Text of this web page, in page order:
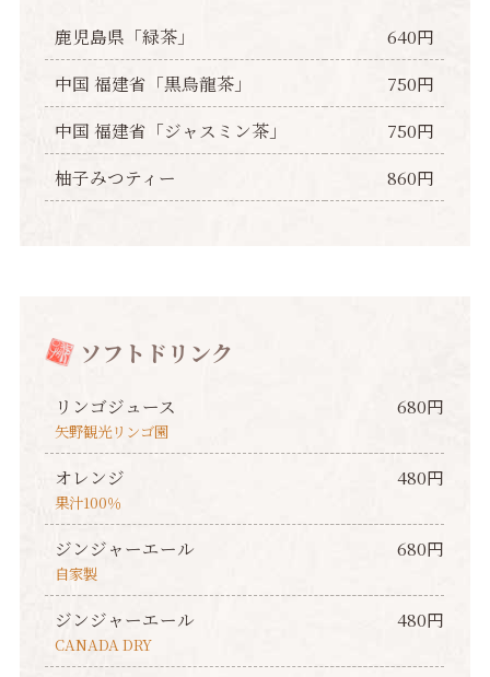
鹿児島県「緑茶」
640円
中国 福建省「黒烏龍茶」
750円
中国 福建省「ジャスミン茶」
750円
柚子みつティー
860円
ソフトドリンク
リンゴジュース 680円
矢野観光リンゴ園
オレンジ 480円
果汁100％
ジンジャーエール 680円
自家製
ジンジャーエール 480円
CANADA DRY